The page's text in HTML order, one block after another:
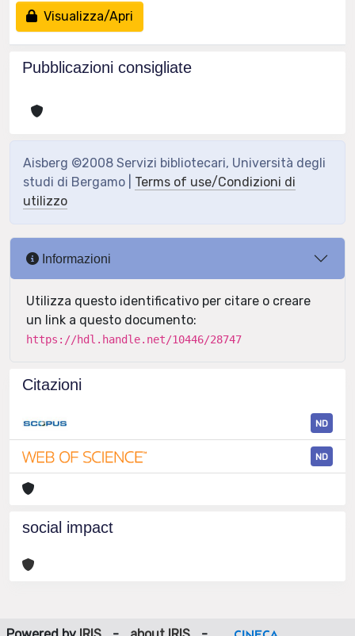
Visualizza/Apri
Pubblicazioni consigliate
Aisberg ©2008 Servizi bibliotecari, Università degli
studi di Bergamo | Terms of use/Condizioni di
utilizzo
Informazioni
Utilizza questo identificativo per citare o creare
un link a questo documento:
https://hdl.handle.net/10446/28747
Citazioni
ND
ND
social impact